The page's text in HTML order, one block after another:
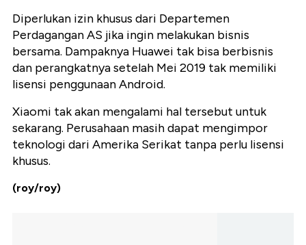
Diperlukan izin khusus dari Departemen
Perdagangan AS jika ingin melakukan bisnis
bersama. Dampaknya Huawei tak bisa berbisnis
dan perangkatnya setelah Mei 2019 tak memiliki
lisensi penggunaan Android.
Xiaomi tak akan mengalami hal tersebut untuk
sekarang. Perusahaan masih dapat mengimpor
teknologi dari Amerika Serikat tanpa perlu lisensi
khusus.
(roy/roy)